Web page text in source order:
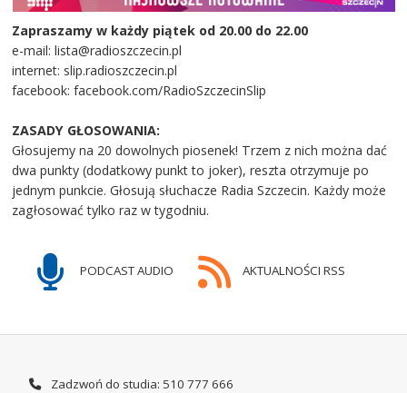
Zapraszamy w każdy piątek od 20.00 do 22.00
e-mail: lista@radioszczecin.pl
internet: slip.radioszczecin.pl
facebook: facebook.com/RadioSzczecinSlip
ZASADY GŁOSOWANIA:
Głosujemy na 20 dowolnych piosenek! Trzem z nich można dać
dwa punkty (dodatkowy punkt to joker), reszta otrzymuje po
jednym punkcie. Głosują słuchacze Radia Szczecin. Każdy może
zagłosować tylko raz w tygodniu.
PODCAST AUDIO AKTUALNOŚCI RSS
Zadzwoń do studia: 510 777 666